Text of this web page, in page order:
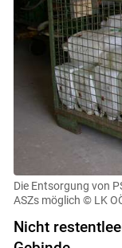
Die Entsorgung von
ASZs möglich © LK
Nicht